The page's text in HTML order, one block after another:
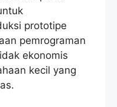
prototipe
pemrograman
ekonomis
kecil yang